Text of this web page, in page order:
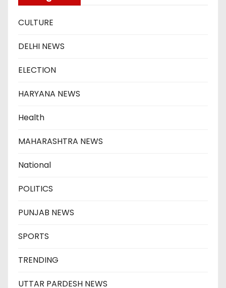
CULTURE
DELHI NEWS
ELECTION
HARYANA NEWS
Health
MAHARASHTRA NEWS
National
POLITICS
PUNJAB NEWS
SPORTS
TRENDING
UTTAR PARDESH NEWS